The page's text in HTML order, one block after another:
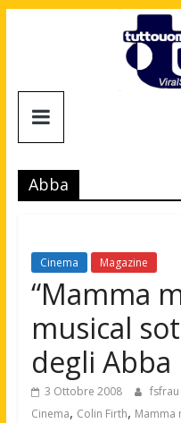
Tv,
Cinema,
news
moda
maschile
Abba
Cinema Magazine
“Mamma
musical
degli Abba
3 Ottobre 2008 fsfrau
Cinema, Colin Firth, Mamma